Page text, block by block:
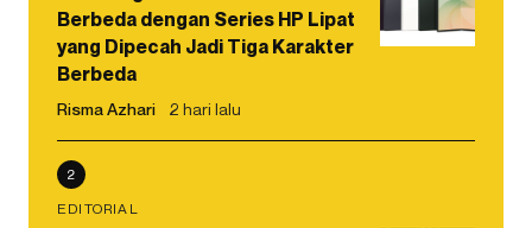
Berbeda dengan Series HP Lipat
yang Dipecah Jadi Tiga Karakter
Berbeda
Risma Azhari 2 hari lalu
2
EDITORIAL